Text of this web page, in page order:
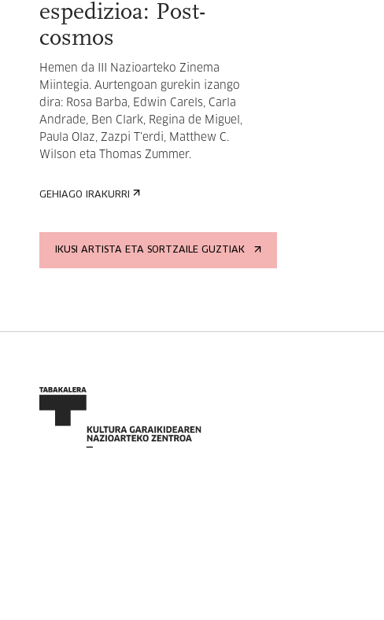
espedizioa: Post-
cosmos
Hemen da III Nazioarteko Zinema
Miintegia. Aurtengoan gurekin izango
dira: Rosa Barba, Edwin Carels, Carla
Andrade, Ben Clark, Regina de Miguel,
Paula Olaz, Zazpi T’erdi, Matthew C.
Wilson eta Thomas Zummer.
GEHIAGO IRAKURRI
IKUSI ARTISTA ETA SORTZAILE GUZTIAK